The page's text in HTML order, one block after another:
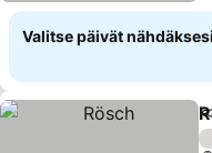
Valitse päivät